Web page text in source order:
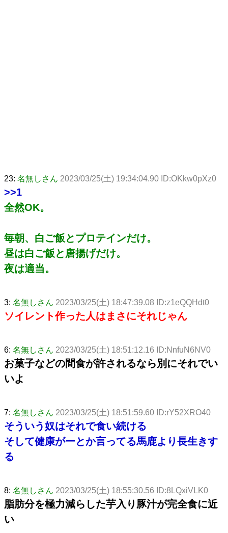
23: 名無しさん 2023/03/25(土) 19:34:04.90 ID:OKkw0pXz0
>>1
全然OK。
毎朝、白ご飯とプロテインだけ。
昼は白ご飯と唐揚げだけ。
夜は適当。
3: 名無しさん 2023/03/25(土) 18:47:39.08 ID:z1eQQHdt0
ソイレント作った人はまさにそれじゃん
6: 名無しさん 2023/03/25(土) 18:51:12.16 ID:NnfuN6NV0
お菓子などの間食が許されるなら別にそれでい
いよ
7: 名無しさん 2023/03/25(土) 18:51:59.60 ID:rY52XRO40
そういう奴はそれで食い続ける
そして健康がーとか言ってる馬鹿より長生きす
る
8: 名無しさん 2023/03/25(土) 18:55:30.56 ID:8LQxiVLK0
脂肪分を極力減らした芋入り豚汁が完全食に近
い